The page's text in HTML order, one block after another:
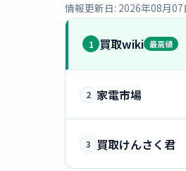
情報更新日: 2026年08月07
1 買取wiki 最高値
2 家電市場
3 買取けんさく君